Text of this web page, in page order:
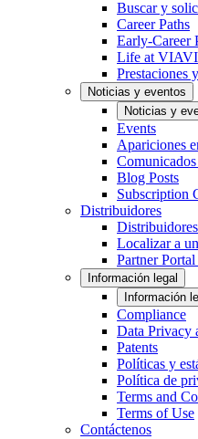
Buscar y
Career Paths
Early-Career
Life at VIAVI
Prestaciones
Noticias y eventos
Noticias y
Events
Apariciones
Comunicados
Blog Posts
Subscription
Distribuidores
Distribuidores
Localizar a
Partner
Información legal
Información
Compliance
Data Privacy
Patents
Políticas y
Política de
Terms and
Terms of Use
Contáctenos